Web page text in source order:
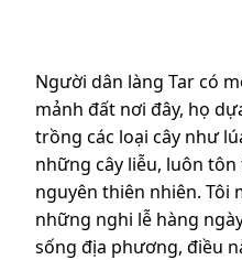
Người dân làng Tar có
mảnh đất nơi đây, họ
trồng các loại cây như
những cây liễu, luôn
nguyên thiên nhiên. Tôi
những nghi lễ hàng
sống địa phương, điều